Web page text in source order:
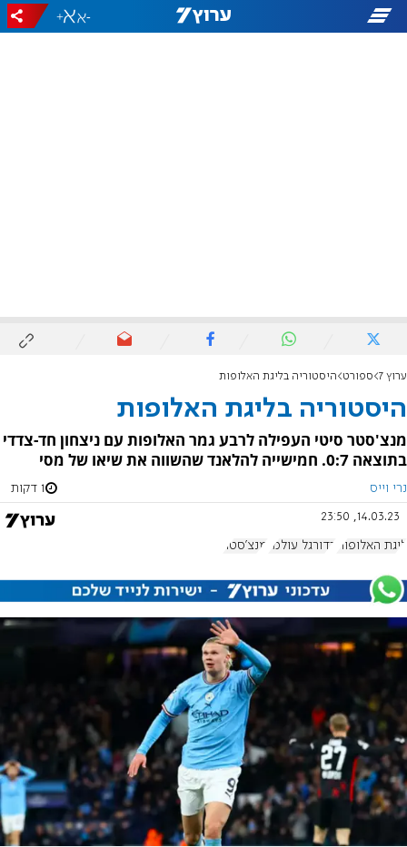
-
+
ערוץ 7 ספורט היסטוריה בליגת האלופות
היסטוריה בליגת האלופות
מנצ'סטר סיטי העפילה לרבע גמר האלופות עם ניצחון חד-צדדי
בתוצאה 0:7. חמישייה להלאנד שהשווה את שיאו של מסי
נרי וייס 1 דקות
14.03.23, 23:50
ליגת האלופות כדורגל עולמי מנצ'סטר